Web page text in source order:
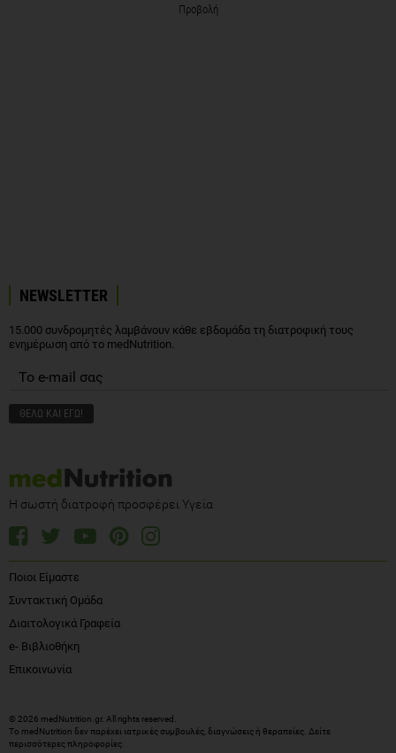
Προβολή
NEWSLETTER
15.000 συνδρομητές λαμβάνουν κάθε εβδομάδα τη διατροφική τους
ενημέρωση από το medNutrition.
Η σωστή διατροφή προσφέρει Υγεία
Ποιοι Είμαστε
Συντακτική Ομάδα
Διαιτολογικά Γραφεία
e- Βιβλιοθήκη
Επικοινωνία
© 2026 medNutrition.gr. All rights reserved.
Το medNutrition δεν παρέχει ιατρικές συμβουλές, διαγνώσεις ή θεραπείες. Δείτε
περισσότερες πληροφορίες